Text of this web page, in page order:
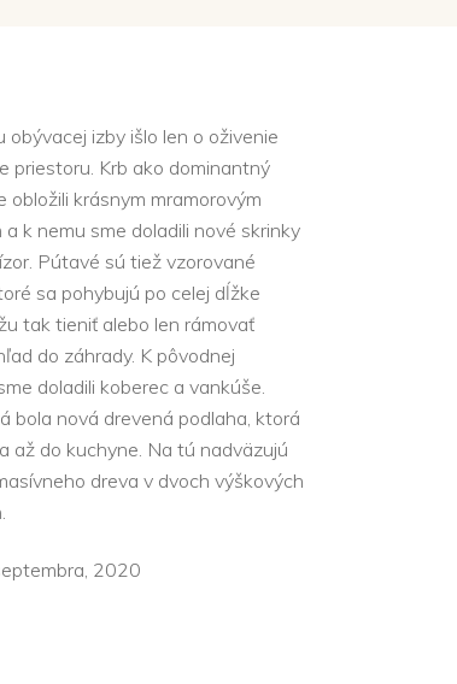
obývacej izby išlo len o oživenie
priestoru. Krb ako dominantný
obložili krásnym mramorovým
a k nemu sme doladili nové skrinky
Pútavé sú tiež vzorované
sa pohybujú po celej dĺžke
tak tieniť alebo len rámovať
do záhrady. K pôvodnej
doladili koberec a vankúše.
bola nová drevená podlaha, ktorá
až do kuchyne. Na tú nadväzujú
dreva v dvoch výškových
2020